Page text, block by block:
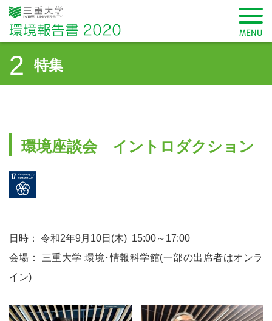
三重大学 環境報告書2020
MENU
学長メッセージ
三重大学環境方針
Mie University Environmental Strategy
三重大学が目指す環境
2 特集
環境座談会 イントロダクション
日時： 令和2年9月10日(木) 15:00～17:00
会場： 三重大学 環境･情報科学館(一部の出席者はオンラ
イン)